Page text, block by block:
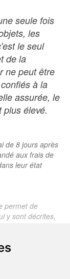
seule fois
les
le seul
de la
ne peut être
à la
assurée, le
élevé.
de 8 jours après
aux frais de
leur état
permet de
y sont décrites,
authentiques,
description
d'une